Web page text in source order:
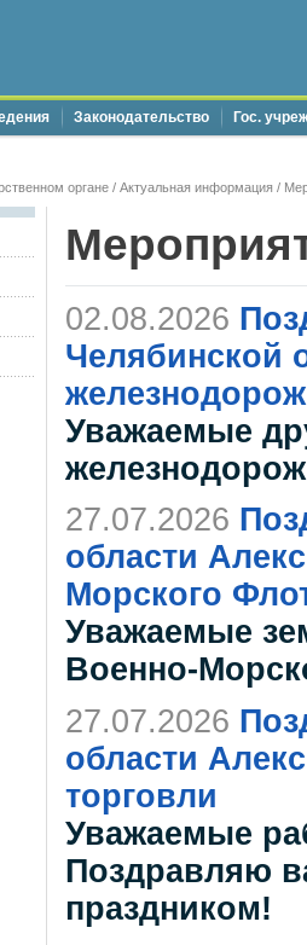
Законодательство Гос.
органе / Актуальная информация /
02.08.2026
Челябинской
Уважаемые
27.07.2026
области
Морского
Уважаемые
Военно-
27.07.2026
области
торговли
Уважаемые
Поздравляю
праздником!